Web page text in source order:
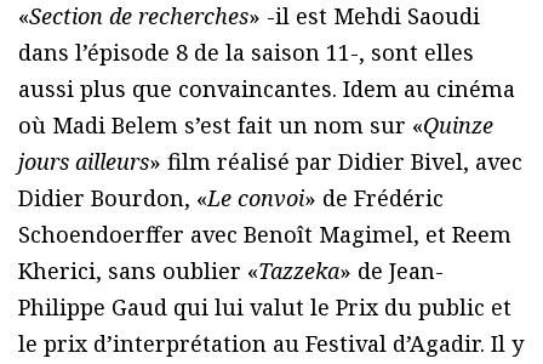
«Section de recherches» -il est Mehdi Saoudi
dans l’épisode 8 de la saison 11-, sont elles
aussi plus que convaincantes. Idem au cinéma
où Madi Belem s’est fait un nom sur «Quinze
jours ailleurs» film réalisé par Didier Bivel, avec
Didier Bourdon, «Le convoi» de Frédéric
Schoendoerffer avec Benoît Magimel, et Reem
Kherici, sans oublier «Tazzeka» de Jean-
Philippe Gaud qui lui valut le Prix du public et
le prix d’interprétation au Festival d’Agadir. Il y